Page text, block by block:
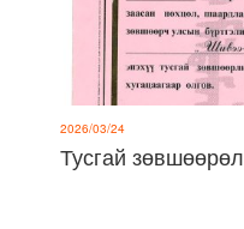
2026/03/24
Тусгай зөвшөөрөл